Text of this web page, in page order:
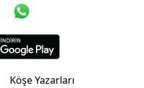
Köşe Yazarları